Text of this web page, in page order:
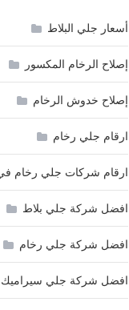
أسعار جلي البلاط
إصلاح الرخام المكسور
إصلاح خدوش الرخام
ارقام جلي رخام
ارقام شركات جلي رخام
افضل شركة جلي بلاط
افضل شركة جلي رخام
افضل شركة جلي سيراميك